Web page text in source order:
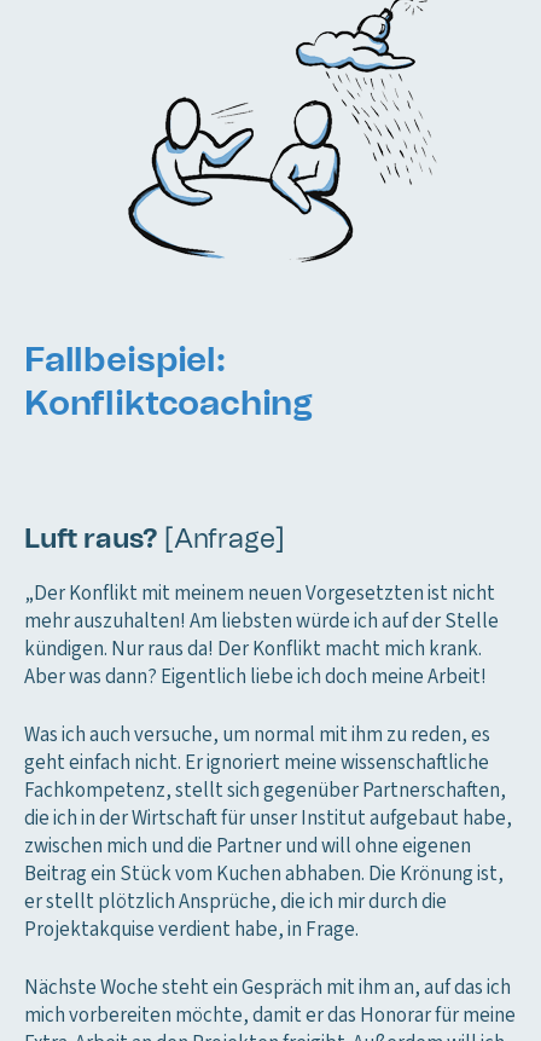
Fallbeispiel:
Konfliktcoaching
Luft raus? [Anfrage]
„Der Konflikt mit meinem neuen Vorgesetzten ist nicht
mehr auszuhalten! Am liebsten würde ich auf der Stelle
kündigen. Nur raus da! Der Konflikt macht mich krank.
Aber was dann? Eigentlich liebe ich doch meine Arbeit!
Was ich auch versuche, um normal mit ihm zu reden, es
geht einfach nicht. Er ignoriert meine wissenschaftliche
Fachkompetenz, stellt sich gegenüber Partnerschaften,
die ich in der Wirtschaft für unser Institut aufgebaut habe,
zwischen mich und die Partner und will ohne eigenen
Beitrag ein Stück vom Kuchen abhaben. Die Krönung ist,
er stellt plötzlich Ansprüche, die ich mir durch die
Projektakquise verdient habe, in Frage.
Nächste Woche steht ein Gespräch mit ihm an, auf das ich
mich vorbereiten möchte, damit er das Honorar für meine